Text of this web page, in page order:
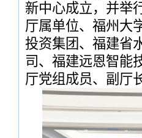
新中心成立，并举
厅属单位、福州大
投资集团、福建省
司、福建远恩智能
厅党组成员、副厅